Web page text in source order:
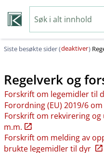
Siste besøkte sider (deaktiver)
Regelverk og
Forskrift om legemidler til
Forordning (EU) 2019/6
Forskrift om rekvirering
m.m.
Forskrift om melding av
brukte legemidler til dyr